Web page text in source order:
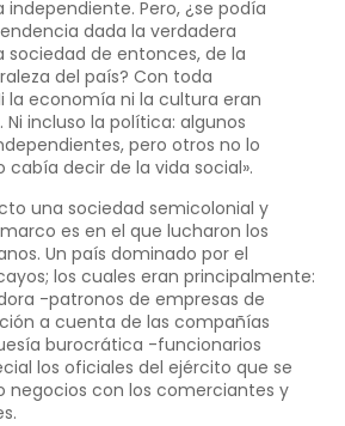
Pero, ¿se podía
dada la verdadera
sociedad de entonces, de la
del país? Con toda
la economía ni la cultura eran
incluso la política: algunos
pero otros no lo
decir de la vida social».
una sociedad semicolonial y
es en el que lucharon los
Un país dominado por el
los cuales eran principalmente:
-patronos de empresas de
a cuenta de las compañías
burocrática -funcionarios
los oficiales del ejército que se
negocios con los comerciantes y